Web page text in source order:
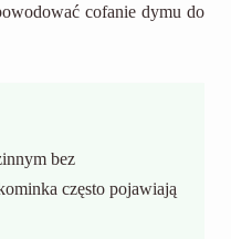
cofanie dymu do
bez
często pojawiają